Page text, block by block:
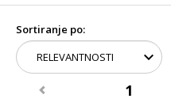
Sortiranje po:
1